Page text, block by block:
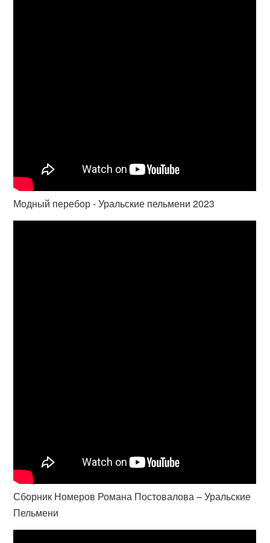
Модный перебор - Уральские пельмени 2023
Сборник Номеров Романа Постовалова – Уральские
Пельмени